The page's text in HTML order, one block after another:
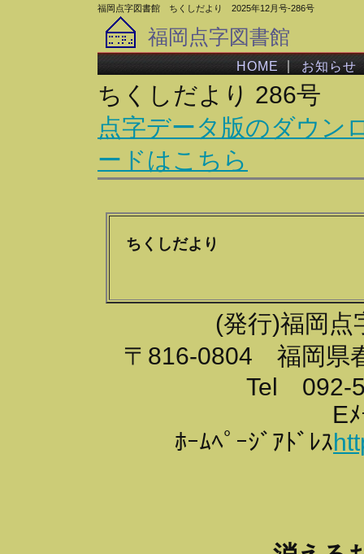
福岡点字図書館 ちくしだより 2025年12月号-286号
福岡点字図書館
HOME お知らせ
ちくしだより 286号
点字データ版のダウン
ードはこちら
ちくしだより
(発行)福岡点
〒816-0804 福岡県
Tel 092-
E
ﾎｰﾑﾍﾟｰｼﾞｱﾄﾞﾚｽ